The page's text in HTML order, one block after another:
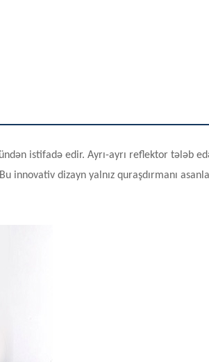
istifadə edir. Ayrı-ayrı reflektor tələb
innovativ dizayn yalnız quraşdırmanı